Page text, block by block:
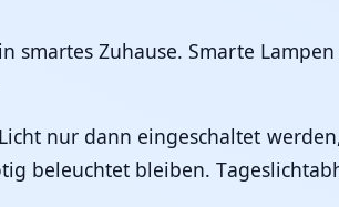
Zuhause. Smarte
nur dann eingeschaltet
beleuchtet bleiben.